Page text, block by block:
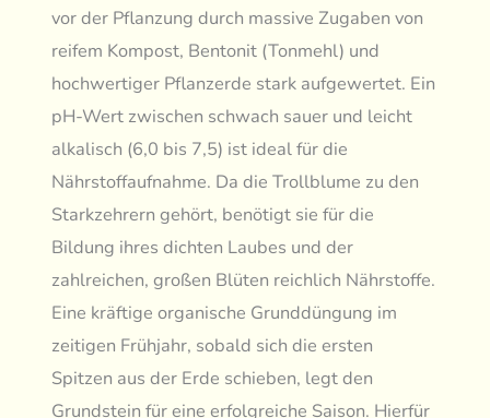
vor der Pflanzung durch massive Zugaben von
reifem Kompost, Bentonit (Tonmehl) und
hochwertiger Pflanzerde stark aufgewertet. Ein
pH-Wert zwischen schwach sauer und leicht
alkalisch (6,0 bis 7,5) ist ideal für die
Nährstoffaufnahme. Da die Trollblume zu den
Starkzehrern gehört, benötigt sie für die
Bildung ihres dichten Laubes und der
zahlreichen, großen Blüten reichlich Nährstoffe.
Eine kräftige organische Grunddüngung im
zeitigen Frühjahr, sobald sich die ersten
Spitzen aus der Erde schieben, legt den
Grundstein für eine erfolgreiche Saison. Hierfür